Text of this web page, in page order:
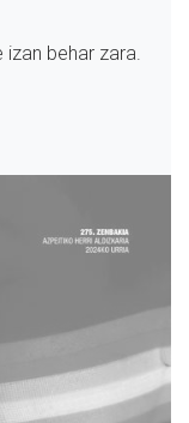
izan behar zara.